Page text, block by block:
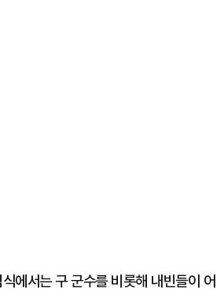
에서는 구 군수를 비롯해 내빈들이 어